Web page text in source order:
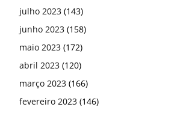
julho 2023 (143)
junho 2023 (158)
maio 2023 (172)
abril 2023 (120)
março 2023 (166)
fevereiro 2023 (146)